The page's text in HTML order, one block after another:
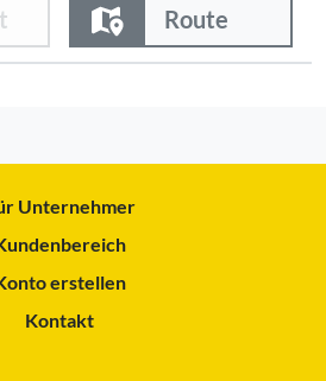
Route
Unternehmer
erstellen
Kontakt